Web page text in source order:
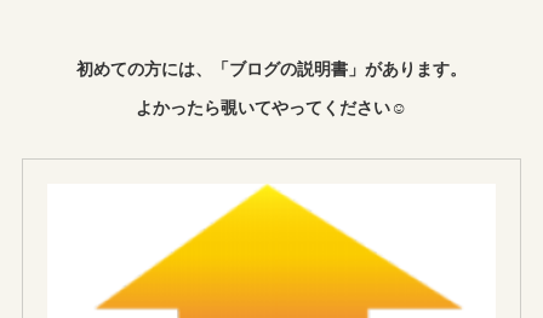
初めての方には、「ブログの説明書」があります。
よかったら覗いてやってください☺︎